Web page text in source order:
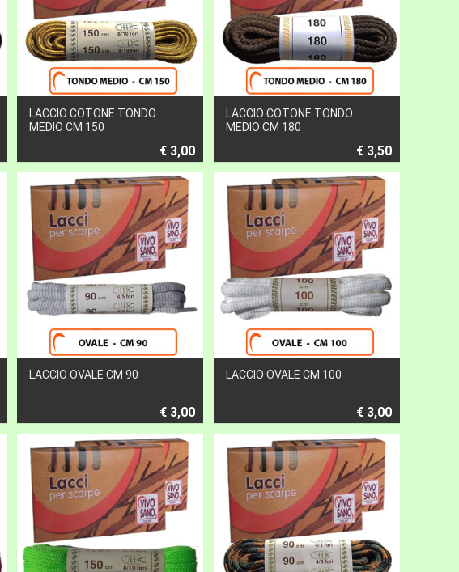
LACCIO COTONE TONDO
MEDIO CM 150
€ 3,00
LACCIO COTONE TONDO
MEDIO CM 180
€ 3,50
LACCIO OVALE CM 90
€ 3,00
LACCIO OVALE CM 100
€ 3,00